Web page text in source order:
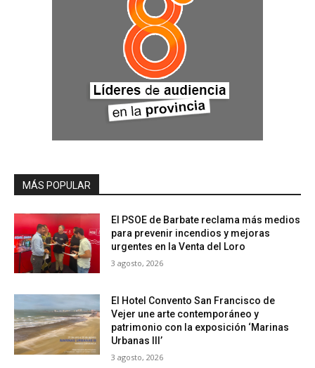
MÁS POPULAR
El PSOE de Barbate reclama más medios
para prevenir incendios y mejoras
urgentes en la Venta del Loro
3 agosto, 2026
El Hotel Convento San Francisco de
Vejer une arte contemporáneo y
patrimonio con la exposición ‘Marinas
Urbanas III’
3 agosto, 2026